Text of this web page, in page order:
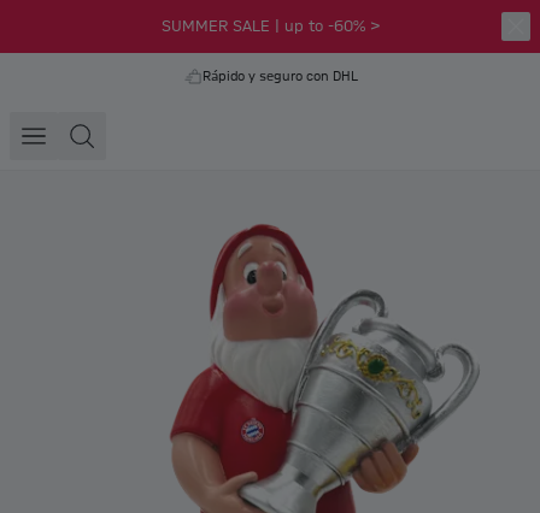
SUMMER SALE | up to -60% >
Rápido y seguro con DHL